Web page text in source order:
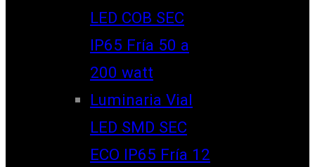
LED COB SEC
IP65 Fría 50 a
200 watt
Luminaria Vial
LED SMD SEC
ECO IP65 Fría 12